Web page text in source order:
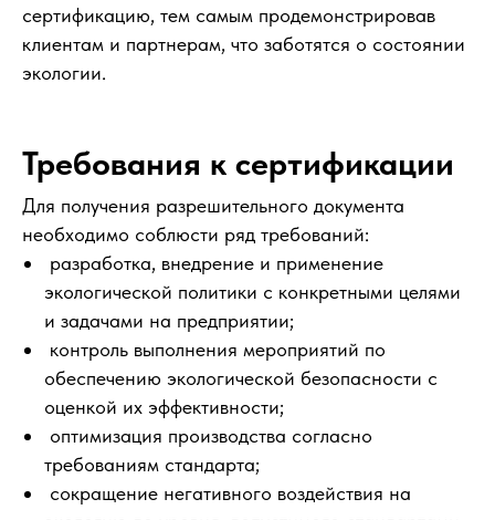
сертификацию, тем самым продемонстрировав
клиентам и партнерам, что заботятся о состоянии
экологии.
Требования к сертификации
Для получения разрешительного документа
необходимо соблюсти ряд требований:
разработка, внедрение и применение
экологической политики с конкретными целями
и задачами на предприятии;
контроль выполнения мероприятий по
обеспечению экологической безопасности с
оценкой их эффективности;
оптимизация производства согласно
требованиям стандарта;
сокращение негативного воздействия на